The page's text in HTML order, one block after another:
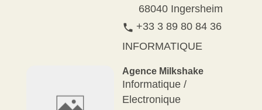
68040 Ingersheim
phone +33 3 89 80 84 36
INFORMATIQUE
Agence Milkshake
Informatique /
Electronique